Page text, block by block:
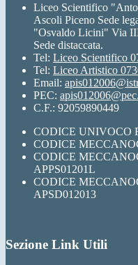
Liceo Scientifico
Ascoli Piceno Sede
"Osvaldo Licini" Via
Sede distaccata.
Tel: Liceo Scientifico
Tel: Liceo Artistico
Email:
PEC:
C.F.: 92059890449
CODICE UNIVOCO
CODICE
CODICE
APPS01201L
CODICE
APSD012013
Sezione Link Utili